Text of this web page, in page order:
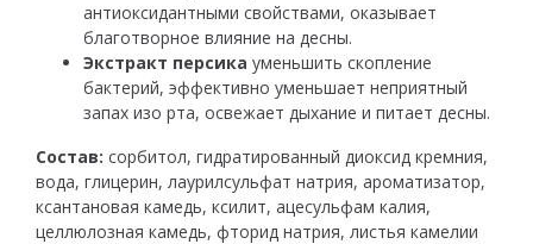
антиоксидантными свойствами, оказывает
благотворное влияние на десны.
Экстракт персика уменьшить скопление
бактерий, эффективно уменьшает неприятный
запах изо рта, освежает дыхание и питает десны.
Состав: сорбитол, гидратированный диоксид кремния,
вода, глицерин, лаурилсульфат натрия, ароматизатор,
ксантановая камедь, ксилит, ацесульфам калия,
целлюлозная камедь, фторид натрия, листья камелии